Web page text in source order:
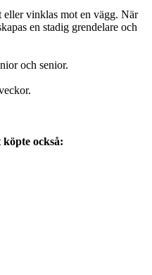
eller vinklas mot en vägg. När
en stadig grendelare och
och senior.
också: